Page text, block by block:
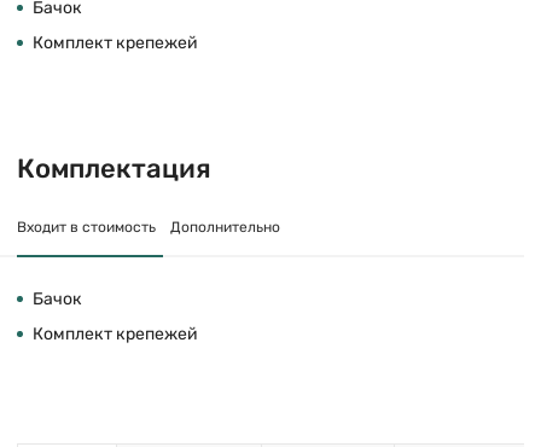
Бачок
Комплект крепежей
Комплектация
Входит в стоимость Дополнительно
Бачок
Комплект крепежей